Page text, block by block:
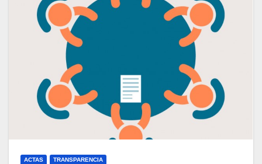
ACTAS TRANSPARENCIA